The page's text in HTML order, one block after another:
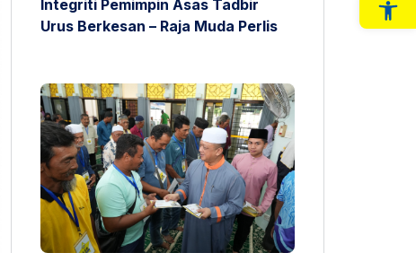
Integriti Pemimpin Asas Tadbir
Urus Berkesan – Raja Muda Perlis